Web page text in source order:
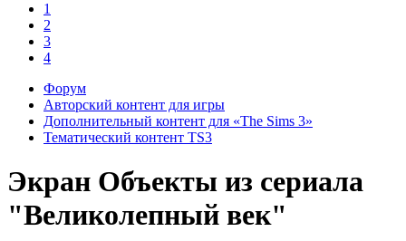
1
2
3
4
Форум
Авторский контент для игры
Дополнительный контент для «The Sims 3»
Тематический контент TS3
Экран Объекты из сериала
"Великолепный век"